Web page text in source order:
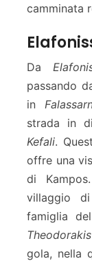
camminata
Da
passando
in
strada in
Kefali.
offre una
di
villaggio
famiglia
Theodorakis
gola, nella